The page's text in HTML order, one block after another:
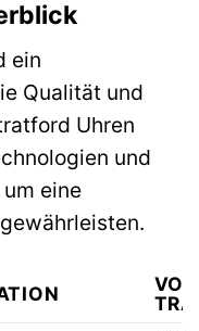
ein
Qualität und
Uhren
und
eine